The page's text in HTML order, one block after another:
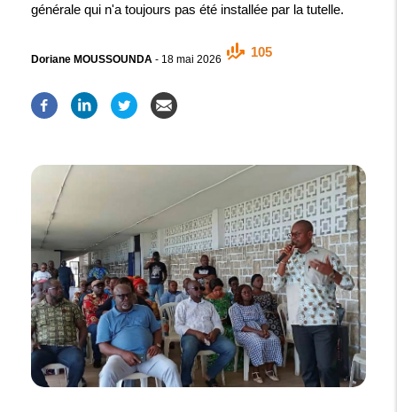
générale qui n'a toujours pas été installée par la tutelle.
Doriane MOUSSOUNDA - 18 mai 2026
105